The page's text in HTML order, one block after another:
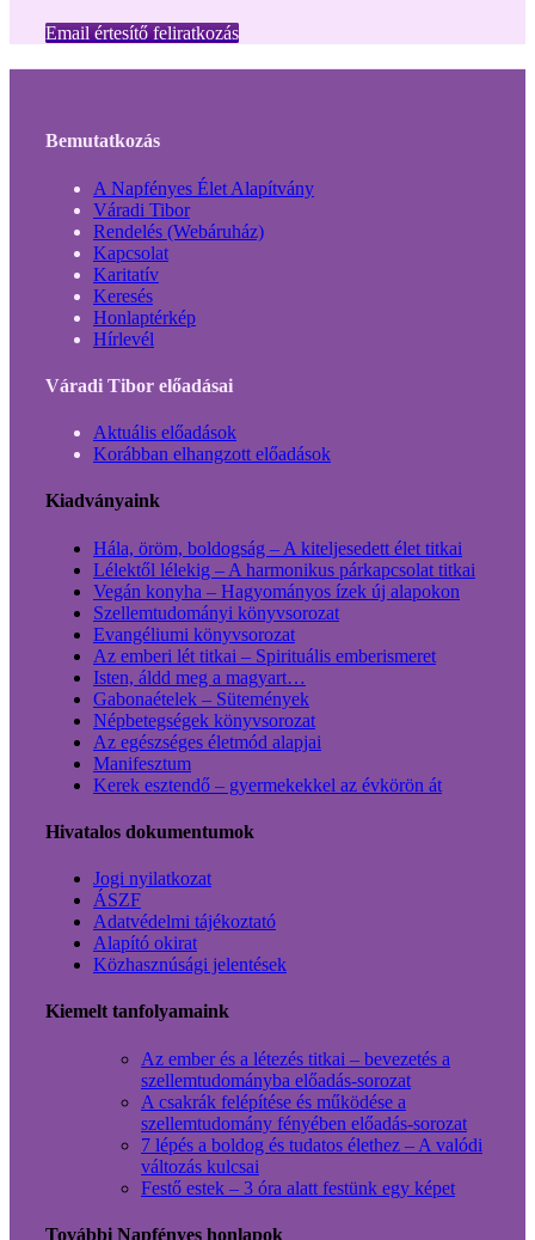
Email értesítő feliratkozás
Bemutatkozás
A Napfényes Élet Alapítvány
Váradi Tibor
Rendelés (Webáruház)
Kapcsolat
Karitatív
Keresés
Honlaptérkép
Hírlevél
Váradi Tibor előadásai
Aktuális előadások
Korábban elhangzott előadások
Kiadványaink
Hála, öröm, boldogság – A kiteljesedett élet titkai
Lélektől lélekig – A harmonikus párkapcsolat titkai
Vegán konyha – Hagyományos ízek új alapokon
Szellemtudományi könyvsorozat
Evangéliumi könyvsorozat
Az emberi lét titkai – Spirituális emberismeret
Isten, áldd meg a magyart…
Gabonaételek – Sütemények
Népbetegségek könyvsorozat
Az egészséges életmód alapjai
Manifesztum
Kerek esztendő – gyermekekkel az évkörön át
Hivatalos dokumentumok
Jogi nyilatkozat
ÁSZF
Adatvédelmi tájékoztató
Alapító okirat
Közhasznúsági jelentések
Kiemelt tanfolyamaink
Az ember és a létezés titkai – bevezetés a
szellemtudományba előadás-sorozat
A csakrák felépítése és működése a
szellemtudomány fényében előadás-sorozat
7 lépés a boldog és tudatos élethez – A valódi
változás kulcsai
Festő estek – 3 óra alatt festünk egy képet
További Napfényes honlapok